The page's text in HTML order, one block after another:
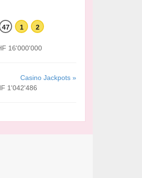
47 1 2
16'000'000
Casino Jackpots »
1'042'486